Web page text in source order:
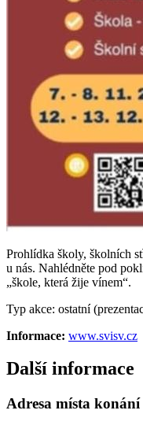
Prohlídka školy, školních
u nás. Nahlédněte pod
„škole, která žije vínem“.
Typ akce: ostatní
Informace: www.svisv.cz
Další informace
Adresa místa konání